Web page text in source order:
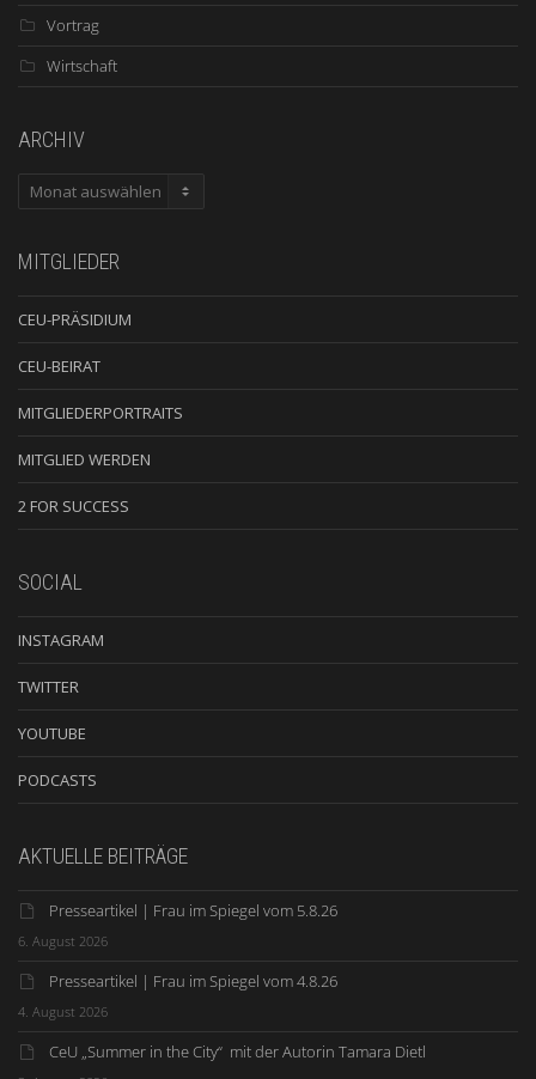
Vortrag
Wirtschaft
ARCHIV
ARCHIV
MITGLIEDER
CEU-PRÄSIDIUM
CEU-BEIRAT
MITGLIEDERPORTRAITS
MITGLIED WERDEN
2 FOR SUCCESS
SOCIAL
INSTAGRAM
TWITTER
YOUTUBE
PODCASTS
AKTUELLE BEITRÄGE
Presseartikel | Frau im Spiegel vom 5.8.26
6. August 2026
Presseartikel | Frau im Spiegel vom 4.8.26
4. August 2026
CeU „Summer in the City“ mit der Autorin Tamara Dietl